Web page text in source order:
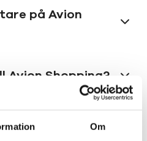
Om
på Avion
Avion Shopping?